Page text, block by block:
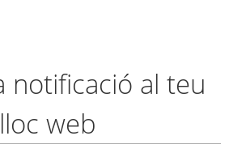
notificació al teu
lloc web